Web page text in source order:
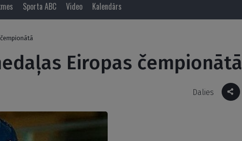
Sporta ABC Video Kalendārs
Eiropas čempionātā
Dalies